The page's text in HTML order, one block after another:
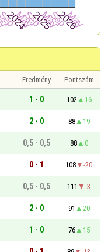
Eredmény
Pontszám
1 - 0 102
16
2 - 0 88
19
0,5 - 0,5 88
0
0 - 1 108
-20
0,5 - 0,5 111
-3
2 - 0 91
20
1 - 0 76
15